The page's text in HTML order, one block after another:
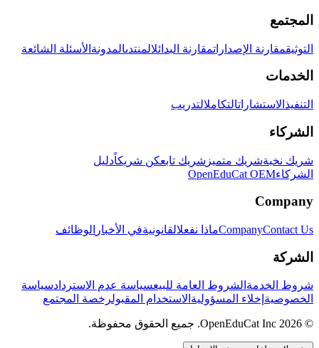
المجتمع
التوثيقمقارنة الإصداراتمقارنة البدائلالمنتدىالمدونة الأسئلة الشائعة
الخدمات
التنفيذ الاستشاراتالتكاملالتدريب
الشركاء
شريك نخبةشريك متميز شريك تابعكن شريكاًدليل
الشركاءOpenEduCat OEM
Company
CompanyContact Us ماذا نفعلالقانونيةفي الأخبار الوظائف
الشركة
شروط الخدمة الشروط العامة للبيعسياسة عدم الاستردادسياسة
الخصوصية إخلاء المسؤولية الاستخدام المقبولرخصة المجتمع
© 2026 OpenEduCat Inc. جميع الحقوق محفوظة.